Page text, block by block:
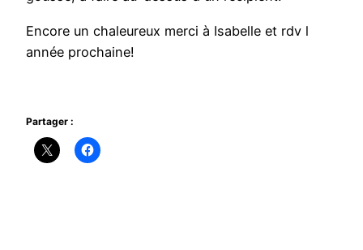
Encore un chaleureux merci à Isabelle et rdv l
année prochaine!
Partager :